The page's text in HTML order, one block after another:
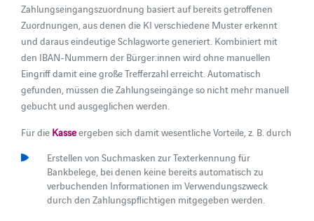
Zahlungseingangszuordnung basiert auf bereits getroffenen
Zuordnungen, aus denen die KI verschiedene Muster erkennt
und daraus eindeutige Schlagworte generiert. Kombiniert mit
den IBAN-Nummern der Bürger:innen wird ohne manuellen
Eingriff damit eine große Trefferzahl erreicht. Automatisch
gefunden, müssen die Zahlungseingänge so nicht mehr manuell
gebucht und ausgeglichen werden.
Für die Kasseergeben sich damit wesentliche Vorteile, z. B. durch
Erstellen von Suchmasken zur Texterkennung für
Bankbelege, bei denen keine bereits automatisch zu
verbuchenden Informationen im Verwendungszweck
durch den Zahlungspflichtigen mitgegeben werden.